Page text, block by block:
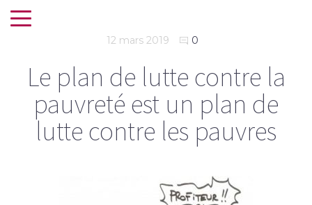
12 mars 2019 0
Le plan de lutte contre la
pauvreté est un plan de
lutte contre les pauvres